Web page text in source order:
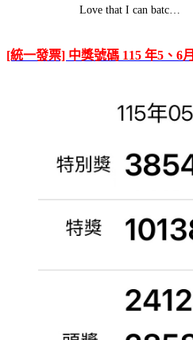
Love that I can batc…
[統一發票] 中獎號碼 115 年5、6月